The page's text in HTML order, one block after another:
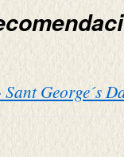
George´s